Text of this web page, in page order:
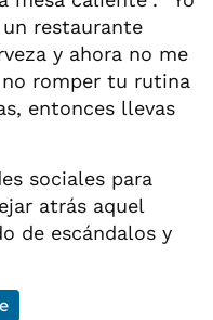
restaurante
y ahora no me
no romper tu rutina
entonces llevas
sociales para
atrás aquel
de escándalos y